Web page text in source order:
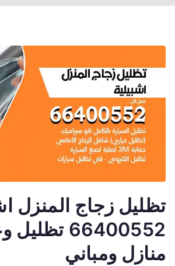
تظليل زجاج المنزل
66400552
منازل ومباني